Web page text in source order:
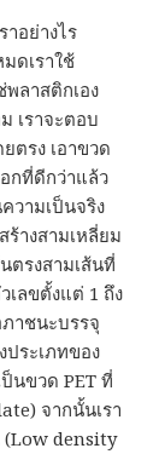
อย่างไร
ดเราใช้
พลาสติกเอง
เราจะตอบ
ตรง เอาขวด
กที่ดีกว่าแล้ว
วามเป็นจริง
างสามเหลี่ยม
ตรงสามเส้นที่
ลขตั้งแต่ 1 ถึง
าชนะบรรจุ
ระเภทของ
นขวด PET ที่
จากนั้นเรา
(Low density